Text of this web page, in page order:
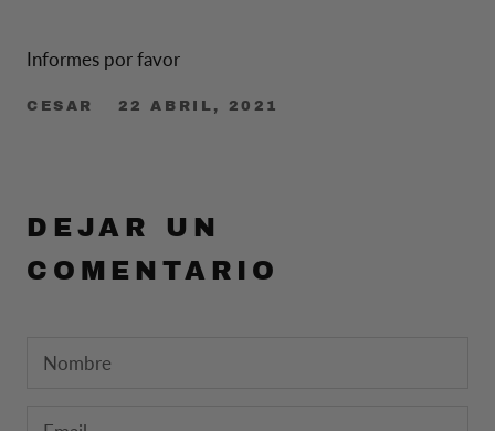
Informes por favor
CESAR 22 ABRIL, 2021
DEJAR UN
COMENTARIO